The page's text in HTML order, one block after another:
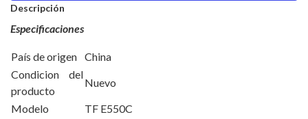
Descripción
Especificaciones
País de origen China
Condicion del
producto
Nuevo
Modelo
TF E550C